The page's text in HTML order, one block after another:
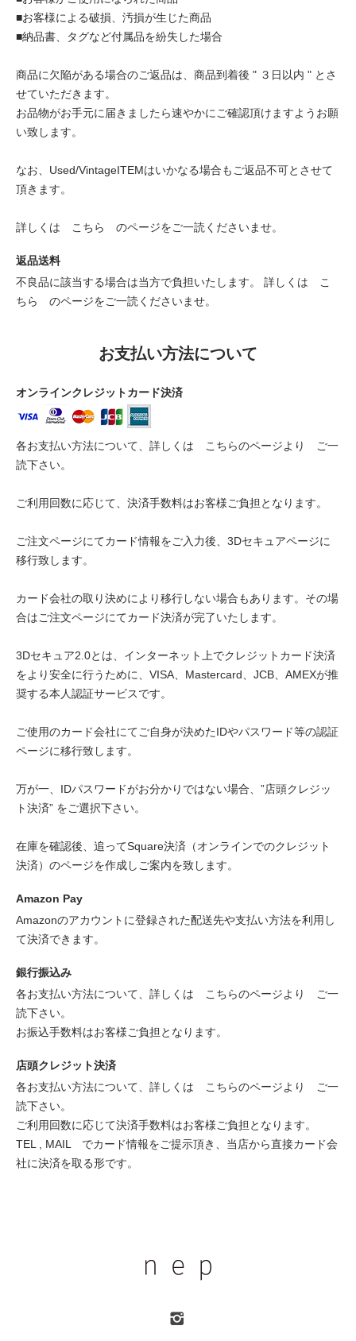
■お客様による破損、汚損が生じた商品
■納品書、タグなど付属品を紛失した場合
商品に欠陥がある場合のご返品は、商品到着後 " ３日以内 " とさ
せていただきます。
お品物がお手元に届きましたら速やかにご確認頂けますようお願
い致します。
なお、Used/VintageITEMはいかなる場合もご返品不可とさせて
頂きます。
詳しくは こちら のページをご一読くださいませ。
返品送料
不良品に該当する場合は当方で負担いたします。 詳しくは
こ
ちら
のページをご一読くださいませ。
お支払い方法について
オンラインクレジットカード決済
各お支払い方法について、詳しくは こちらのページより
ご一
読下さい。
ご利用回数に応じて、決済手数料はお客様ご負担となります。
ご注文ページにてカード情報をご入力後、3Dセキュアページに
移行致します。
カード会社の取り決めにより移行しない場合もあります。その場
合はご注文ページにてカード決済が完了いたします。
3Dセキュア2.0とは、インターネット上でクレジットカード決済
をより安全に行うために、VISA、Mastercard、JCB、AMEXが推
奨する本人認証サービスです。
ご使用のカード会社にてご自身が決めたIDやパスワード等の認証
ページに移行致します。
万が一、IDパスワードがお分かりではない場合、”店頭クレジッ
ト決済” をご選択下さい。
在庫を確認後、追ってSquare決済（オンラインでのクレジット
決済）のページを作成しご案内を致します。
Amazon Pay
Amazonのアカウントに登録された配送先や支払い方法を利用し
て決済できます。
銀行振込み
各お支払い方法について、詳しくは
こちらのページより
ご一
読下さい。
お振込手数料はお客様ご負担となります。
店頭クレジット決済
各お支払い方法について、詳しくは
こちらのページより
ご一
読下さい。
ご利用回数に応じて決済手数料はお客様ご負担となります。
TEL , MAIL でカード情報をご提示頂き、当店から直接カード会
社に決済を取る形です。